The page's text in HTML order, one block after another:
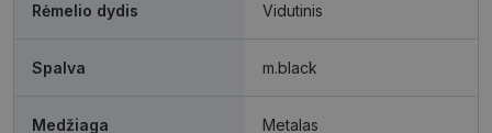
Rėmelio dydis Vidutinis
Spalva m.black
Medžiaga Metalas
Neklasifikuoti
slapukai